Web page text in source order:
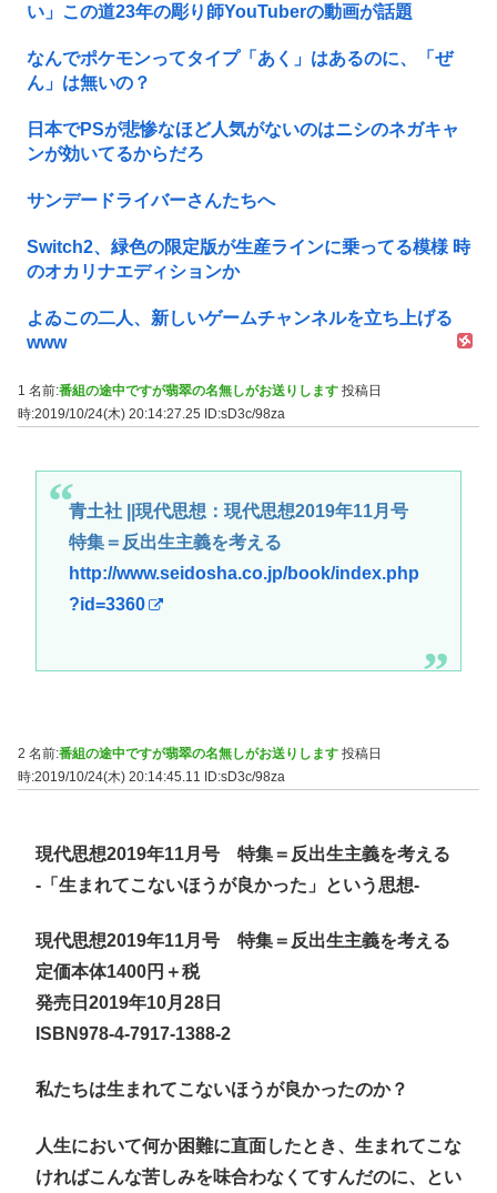
い」この道23年の彫り師YouTuberの動画が話題
なんでポケモンってタイプ「あく」はあるのに、「ぜ
ん」は無いの？
日本でPSが悲惨なほど人気がないのはニシのネガキャ
ンが効いてるからだろ
サンデードライバーさんたちへ
Switch2、緑色の限定版が生産ラインに乗ってる模様 時
のオカリナエディションか
よゐこの二人、新しいゲームチャンネルを立ち上げる
www
1 名前:番組の途中ですが翡翠の名無しがお送りします 投稿日
時:2019/10/24(木) 20:14:27.25
ID:sD3c/98za
青土社 ||現代思想：現代思想2019年11月号
特集＝反出生主義を考える
http://www.seidosha.co.jp/book/index.php
?id=3360
2 名前:番組の途中ですが翡翠の名無しがお送りします 投稿日
時:2019/10/24(木) 20:14:45.11 ID:sD3c/98za
現代思想2019年11月号 特集＝反出生主義を考える
-「生まれてこないほうが良かった」という思想-
現代思想2019年11月号 特集＝反出生主義を考える
定価本体1400円＋税
発売日2019年10月28日
ISBN978-4-7917-1388-2
私たちは生まれてこないほうが良かったのか？
人生において何か困難に直面したとき、生まれてこな
ければこんな苦しみを味合わなくてすんだのに、とい